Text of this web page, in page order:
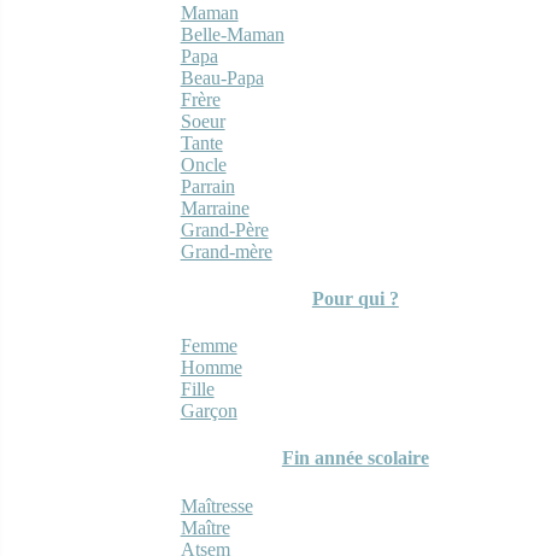
Maman
Belle-Maman
Papa
Beau-Papa
Frère
Soeur
Tante
Oncle
Parrain
Marraine
Grand-Père
Grand-mère
Pour qui ?
Femme
Homme
Fille
Garçon
Fin année scolaire
Maîtresse
Maître
Atsem